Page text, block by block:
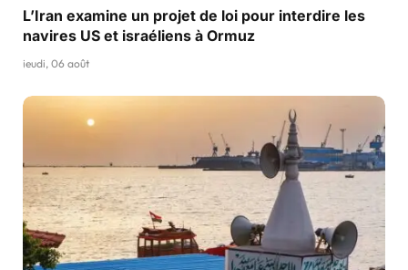
L’Iran examine un projet de loi pour interdire les
navires US et israéliens à Ormuz
jeudi, 06 août